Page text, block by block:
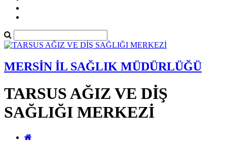
MERSİN İL SAĞLIK MÜDÜRLÜĞÜ
TARSUS AĞIZ VE DİŞ
SAĞLIĞI MERKEZİ